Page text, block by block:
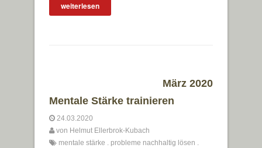
weiterlesen
März 2020
Mentale Stärke trainieren
24.03.2020
von Helmut Ellerbrok-Kubach
mentale stärke . probleme nachhaltig lösen .